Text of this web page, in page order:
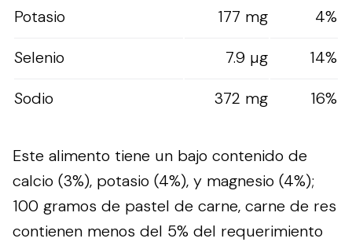
Potasio
177 mg
4%
Selenio
7.9 µg
14%
Sodio
372 mg 16%
Este alimento tiene un bajo contenido de
calcio (3%), potasio (4%), y magnesio (4%);
100 gramos de pastel de carne, carne de res
contienen menos del 5% del requerimiento